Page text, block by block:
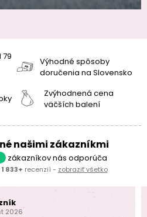
Výhodné spôsoby
doručenia na Slovensko
Zvýhodnená cena
väčších balení
našimi zákazníkmi
zákazníkov nás odporúča
1 833+ recenzií - zobraziť všetko
2026